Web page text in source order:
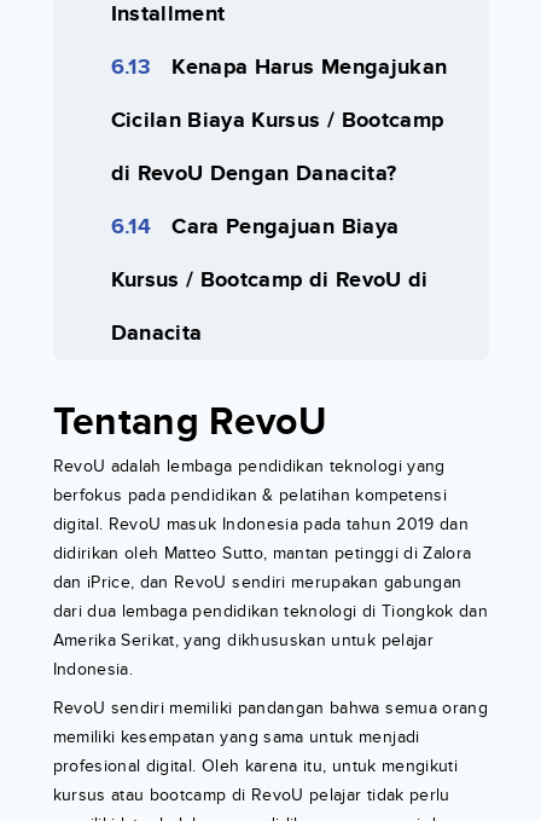
Installment
Kenapa Harus Mengajukan
Cicilan Biaya Kursus / Bootcamp
di RevoU Dengan Danacita?
Cara Pengajuan Biaya
Kursus / Bootcamp di RevoU di
Danacita
Tentang RevoU
RevoU adalah lembaga pendidikan teknologi yang
berfokus pada pendidikan & pelatihan kompetensi
digital. RevoU masuk Indonesia pada tahun 2019 dan
didirikan oleh Matteo Sutto, mantan petinggi di Zalora
dan iPrice, dan RevoU sendiri merupakan gabungan
dari dua lembaga pendidikan teknologi di Tiongkok dan
Amerika Serikat, yang dikhususkan untuk pelajar
Indonesia.
RevoU sendiri memiliki pandangan bahwa semua orang
memiliki kesempatan yang sama untuk menjadi
profesional digital. Oleh karena itu, untuk mengikuti
kursus atau bootcamp di RevoU pelajar tidak perlu